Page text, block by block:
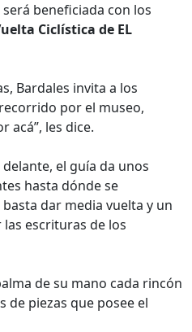
beneficiada con los
Ciclística de EL
Bardales invita a los
por el museo,
acá”, les dice.
el guía da unos
hasta dónde se
dar media vuelta y un
escrituras de los
de su mano cada rincón
de piezas que posee el